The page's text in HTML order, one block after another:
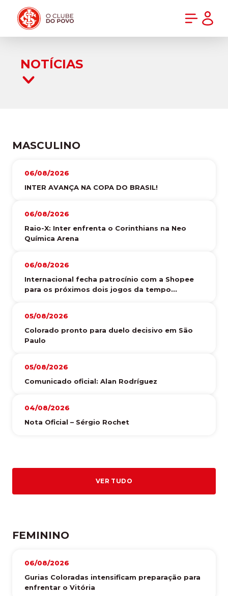
NOTÍCIAS
MASCULINO
06/08/2026
INTER AVANÇA NA COPA DO BRASIL!
06/08/2026
Raio-X: Inter enfrenta o Corinthians na Neo
Química Arena
06/08/2026
Internacional fecha patrocínio com a Shopee
para os próximos dois jogos da tempo...
05/08/2026
Colorado pronto para duelo decisivo em São
Paulo
05/08/2026
Comunicado oficial: Alan Rodríguez
04/08/2026
Nota Oficial – Sérgio Rochet
VER TUDO
FEMININO
06/08/2026
Gurias Coloradas intensificam preparação para
enfrentar o Vitória